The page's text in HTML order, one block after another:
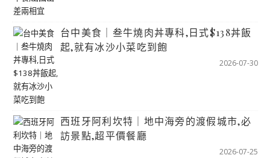
台中美食｜叁牛燒肉丼專科,日式$138丼飯
起,就有冰沙小菜吃到飽
2026-07-30
西班牙阿利坎特｜地中海旁的渡假城市,必
訪景點,超平價餐廳
2026-07-25